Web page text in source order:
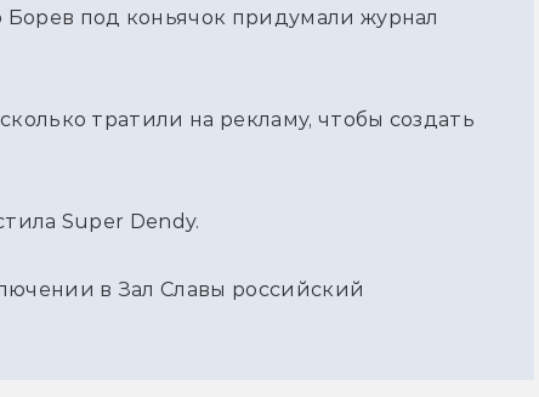
под коньячок придумали журнал
тратили на рекламу, чтобы создать
Super Dendy.
в Зал Славы российский